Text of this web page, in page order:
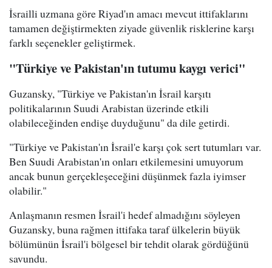
İsrailli uzmana göre Riyad'ın amacı mevcut ittifaklarını
tamamen değiştirmekten ziyade güvenlik risklerine karşı
farklı seçenekler geliştirmek.
"Türkiye ve Pakistan'ın tutumu kaygı verici"
Guzansky, "Türkiye ve Pakistan'ın İsrail karşıtı
politikalarının Suudi Arabistan üzerinde etkili
olabileceğinden endişe duyduğunu" da dile getirdi.
"Türkiye ve Pakistan'ın İsrail'e karşı çok sert tutumları var.
Ben Suudi Arabistan'ın onları etkilemesini umuyorum
ancak bunun gerçekleşeceğini düşünmek fazla iyimser
olabilir."
Anlaşmanın resmen İsrail'i hedef almadığını söyleyen
Guzansky, buna rağmen ittifaka taraf ülkelerin büyük
bölümünün İsrail'i bölgesel bir tehdit olarak gördüğünü
savundu.